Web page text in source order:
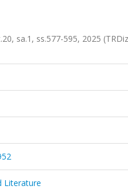
sa.1, ss.577-595, 2025
Literature